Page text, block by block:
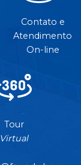
Contato e
Atendimento
On-line
Tour
Virtual